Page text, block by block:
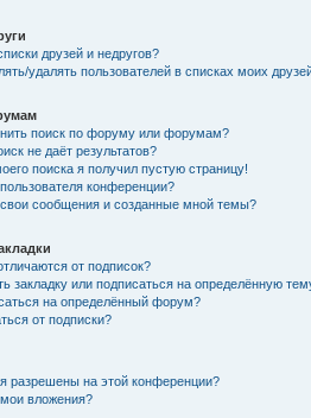
друзей и недругов?
удалять пользователей в списках моих
поиск по форуму или форумам?
не даёт результатов?
поиска я получил пустую страницу!
конференции?
сообщения и созданные мной темы?
от подписок?
закладку или подписаться на определённую
на определённый форум?
от подписки?
разрешены на этой конференции?
вложения?